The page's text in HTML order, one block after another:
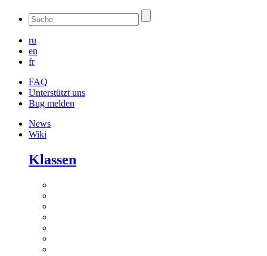
ru
en
fr
FAQ
Unterstützt uns
Bug melden
News
Wiki
Klassen